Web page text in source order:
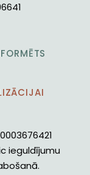
ieguldījumu